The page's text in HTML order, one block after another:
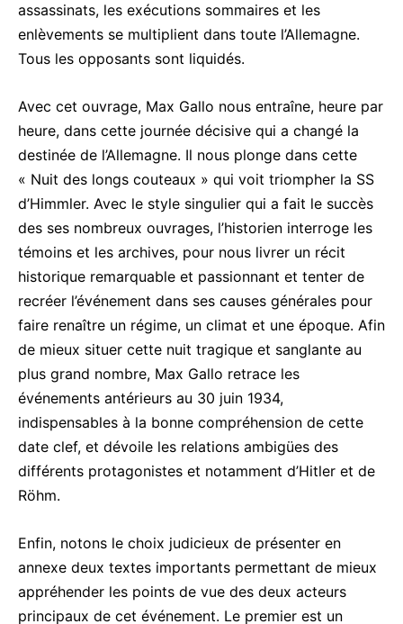
assassinats, les exécutions sommaires et les
enlèvements se multiplient dans toute l’Allemagne.
Tous les opposants sont liquidés.
Avec cet ouvrage, Max Gallo nous entraîne, heure par
heure, dans cette journée décisive qui a changé la
destinée de l’Allemagne. Il nous plonge dans cette
« Nuit des longs couteaux » qui voit triompher la SS
d’Himmler. Avec le style singulier qui a fait le succès
des ses nombreux ouvrages, l’historien interroge les
témoins et les archives, pour nous livrer un récit
historique remarquable et passionnant et tenter de
recréer l’événement dans ses causes générales pour
faire renaître un régime, un climat et une époque. Afin
de mieux situer cette nuit tragique et sanglante au
plus grand nombre, Max Gallo retrace les
événements antérieurs au 30 juin 1934,
indispensables à la bonne compréhension de cette
date clef, et dévoile les relations ambigües des
différents protagonistes et notamment d’Hitler et de
Röhm.
Enfin, notons le choix judicieux de présenter en
annexe deux textes importants permettant de mieux
appréhender les points de vue des deux acteurs
principaux de cet événement. Le premier est un